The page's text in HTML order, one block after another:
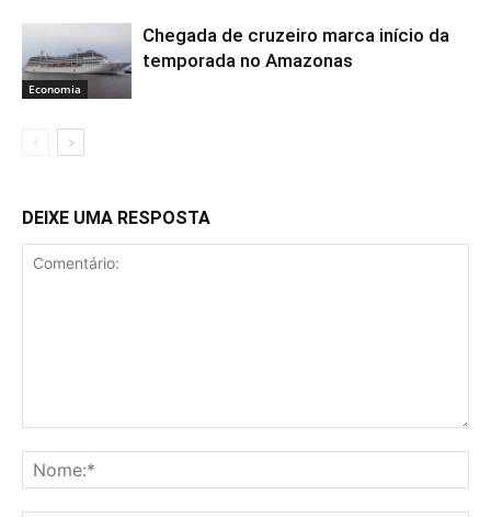
Economia
Chegada de cruzeiro marca início da
temporada no Amazonas
DEIXE UMA RESPOSTA